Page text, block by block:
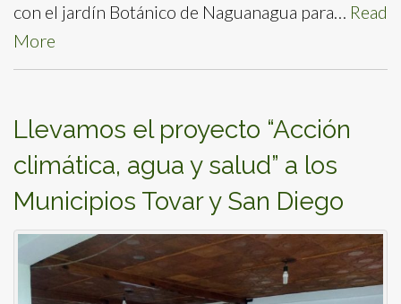
con el jardín Botánico de Naguanagua para… Read
More
Llevamos el proyecto “Acción
climática, agua y salud” a los
Municipios Tovar y San Diego